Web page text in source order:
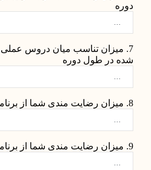
دوره
7. میزان تناسب میان دروس عملی
شده در طول دوره
8. میزان رضایت مندی شما از برنامه های پژوهشی دانشکده
9. میزان رضایت مندی شما از برنامه های فرهنگی دانشکده